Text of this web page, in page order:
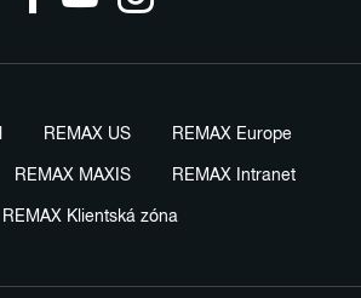
REMAX US REMAX Europe
REMAX MAXIS REMAX Intranet
REMAX Klientská zóna